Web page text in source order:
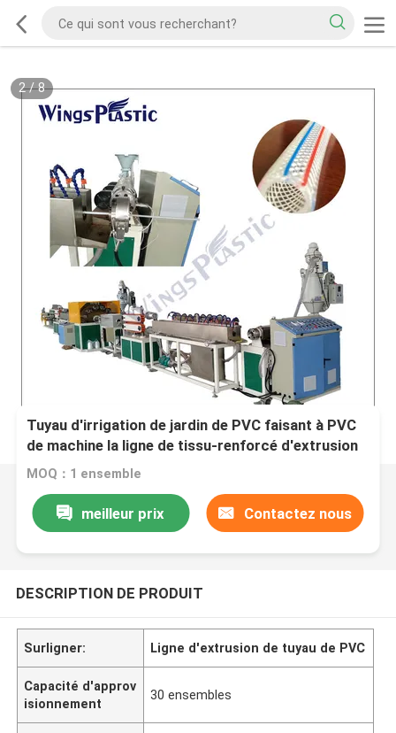
2/8
Tuyau d'irrigation de jardin de PVC faisant à PVC
de machine la ligne de tissu-renforcé d'extrusion
de tuyau
MOQ：1 ensemble
meilleur prix Contactez nous
DESCRIPTION DE PRODUIT
Surligner: Ligne d'extrusion de tuyau de PVC
Capacité d'approv
isionnement
30 ensembles